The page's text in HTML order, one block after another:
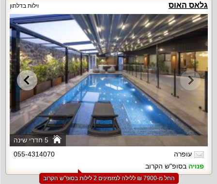
גלאס האוס וילות בדלתון
5 חדרי שינה
עופרה
055-4314070
פנויה בסופ"ש הקרוב
החל מ-‏7900 ₪ ללילה למזמינים 2 לילות בסופ"ש הקרוב